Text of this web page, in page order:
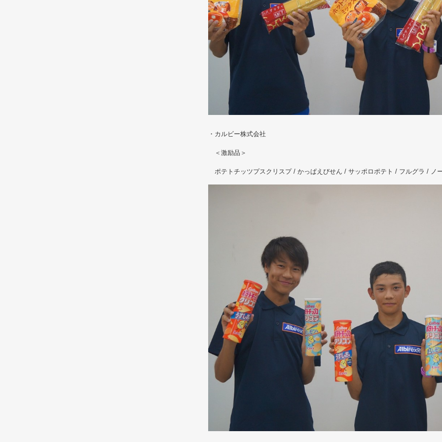
・カルビー株式会社
＜激励品＞
ポテトチッツプスクリスプ / かっぱえびせん / サッポロポテト / フルグラ / ノ